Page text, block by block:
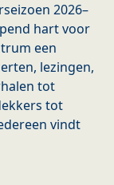
2026–
hart voor
een
lezingen,
tot
tot
vindt